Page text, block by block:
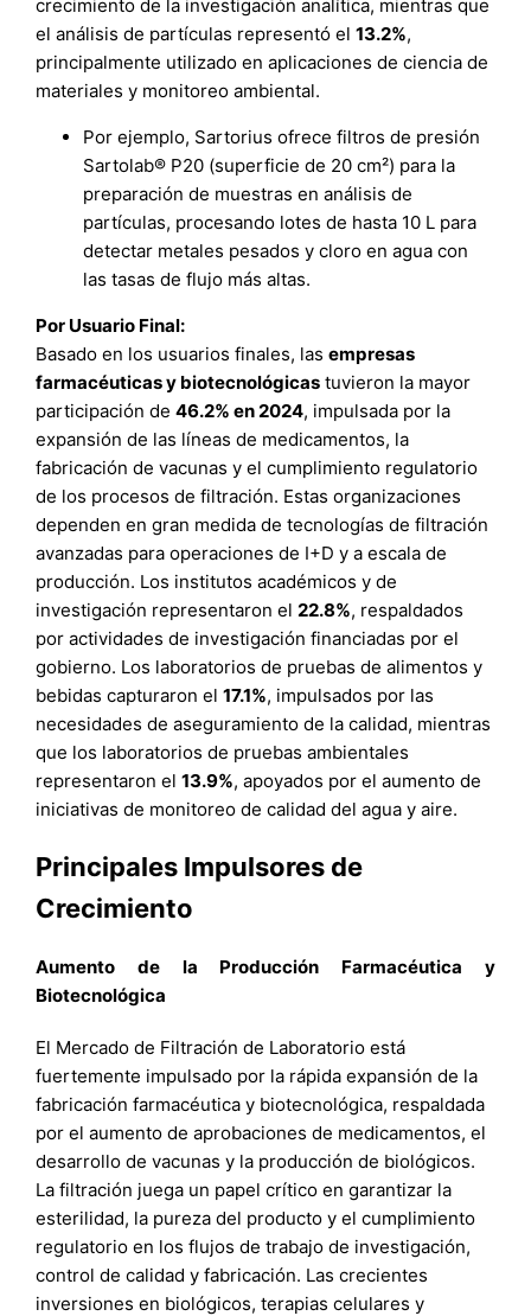
crecimiento de la investigación analítica, mientras que
el análisis de partículas representó el13.2%,
principalmente utilizado en aplicaciones de ciencia de
materiales y monitoreo ambiental.
Por ejemplo, Sartorius ofrece filtros de presión
Sartolab® P20 (superficie de 20 cm²) para la
preparación de muestras en análisis de
partículas, procesando lotes de hasta 10 L para
detectar metales pesados y cloro en agua con
las tasas de flujo más altas.
Por Usuario Final:
Basado en los usuarios finales, lasempresas
farmacéuticas y biotecnológicas tuvieron la mayor
participación de46.2% en 2024, impulsada por la
expansión de las líneas de medicamentos, la
fabricación de vacunas y el cumplimiento regulatorio
de los procesos de filtración. Estas organizaciones
dependen en gran medida de tecnologías de filtración
avanzadas para operaciones de I+D y a escala de
producción. Los institutos académicos y de
investigación representaron el22.8%, respaldados
por actividades de investigación financiadas por el
gobierno. Los laboratorios de pruebas de alimentos y
bebidas capturaron el17.1%, impulsados por las
necesidades de aseguramiento de la calidad, mientras
que los laboratorios de pruebas ambientales
representaron el13.9%, apoyados por el aumento de
iniciativas de monitoreo de calidad del agua y aire.
Principales Impulsores de
Crecimiento
Aumento de la Producción Farmacéutica y
Biotecnológica
El Mercado de Filtración de Laboratorio está
fuertemente impulsado por la rápida expansión de la
fabricación farmacéutica y biotecnológica, respaldada
por el aumento de aprobaciones de medicamentos, el
desarrollo de vacunas y la producción de biológicos.
La filtración juega un papel crítico en garantizar la
esterilidad, la pureza del producto y el cumplimiento
regulatorio en los flujos de trabajo de investigación,
control de calidad y fabricación. Las crecientes
inversiones en biológicos, terapias celulares y